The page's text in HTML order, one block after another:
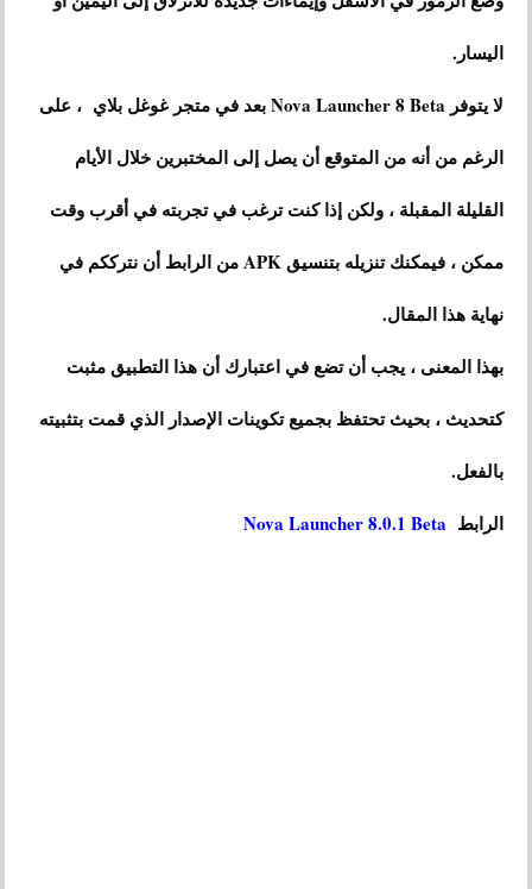
اليسار.
لا يتوفر Nova Launcher 8 Beta بعد في متجر غوغل بلاي ، على
الرغم من أنه من المتوقع أن يصل إلى المختبرين خلال الأيام
القليلة المقبلة ، ولكن إذا كنت ترغب في تجربته في أقرب وقت
ممكن ، فيمكنك تنزيله بتنسيق APK من الرابط أن نترككم في
نهاية هذا المقال.
بهذا المعنى ، يجب أن تضع في اعتبارك أن هذا التطبيق مثبت
كتحديث ، بحيث تحتفظ بجميع تكوينات الإصدار الذي قمت بتثبيته
بالفعل.
الرابط